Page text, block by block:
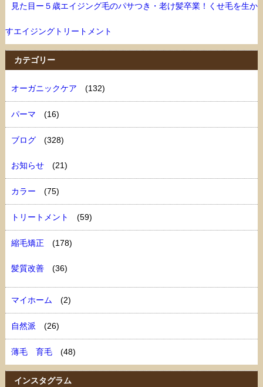
見た目ー５歳エイジング毛のパサつき・老け髪卒業！くせ毛を生か
すエイジングトリートメント
カテゴリー
オーガニックケア (132)
パーマ (16)
ブログ (328)
お知らせ (21)
カラー (75)
トリートメント (59)
縮毛矯正 (178)
髪質改善 (36)
マイホーム (2)
自然派 (26)
薄毛 育毛 (48)
インスタグラム